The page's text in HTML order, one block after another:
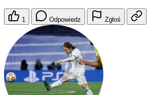
1 Odpowiedz Zgłoś